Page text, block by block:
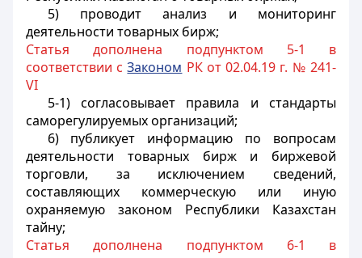
5) проводит анализ и мониторинг
деятельности товарных бирж;
Статья дополнена подпунктом 5-1 в
соответствии сЗаконом РК от 02.04.19 г. № 241-
VI
5-1) согласовывает правила и стандарты
саморегулируемых организаций;
6) публикует информацию по вопросам
деятельности товарных бирж и биржевой
торговли, за исключением сведений,
составляющих коммерческую или иную
охраняемую законом Республики Казахстан
тайну;
Статья дополнена подпунктом 6-1 в